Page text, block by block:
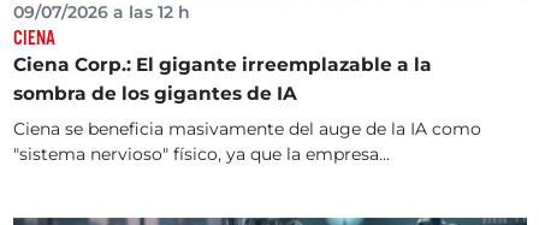
09/07/2026 a las 12 h
CIENA
Ciena Corp.: El gigante irreemplazable a la
sombra de los gigantes de IA
Ciena se beneficia masivamente del auge de la IA como
"sistema nervioso" físico, ya que la empresa...